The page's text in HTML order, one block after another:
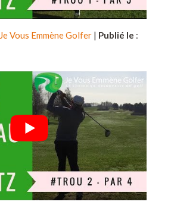
Je Vous Emmène Golfer | Publié le :